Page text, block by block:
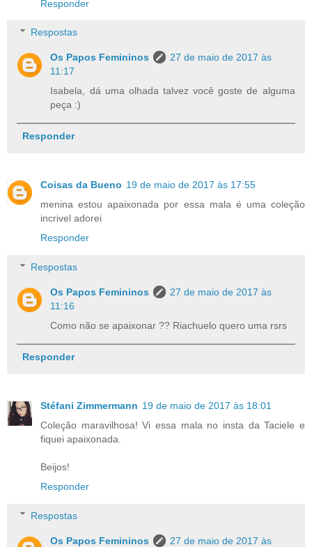
Responder
Respostas
Os Papos Femininos
27 de maio de 2017 às
11:17
Isabela, dá uma olhada talvez você goste de alguma
peça :)
Responder
Coisas da Bueno 19 de maio de 2017 às 17:55
menina estou apaixonada por essa mala é uma coleção
incrivel adorei
Responder
Respostas
Os Papos Femininos
27 de maio de 2017 às
11:16
Como não se apaixonar ?? Riachuelo quero uma rsrs
Responder
Stéfani Zimmermann 19 de maio de 2017 às 18:01
Coleção maravilhosa! Vi essa mala no insta da Taciele e
fiquei apaixonada.
Beijos!
Responder
Respostas
Os Papos Femininos
27 de maio de 2017 às